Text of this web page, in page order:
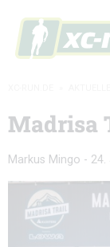
Madrisa
Markus Mingo - 24.